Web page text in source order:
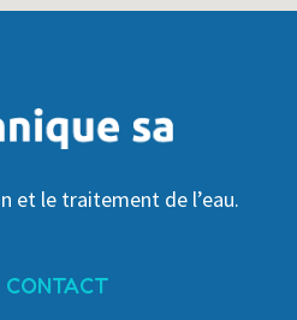
et le traitement de l’eau.
CONTACT